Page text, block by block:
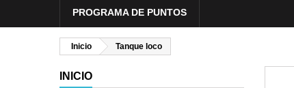
PROGRAMA DE PUNTOS
Inicio Tanque loco
INICIO